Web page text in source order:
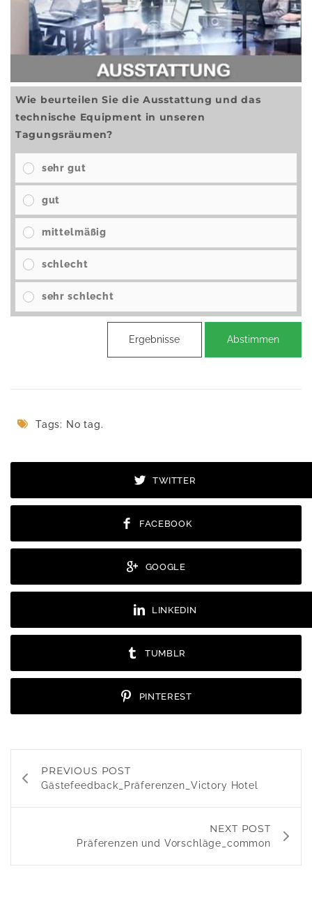
Wie beurteilen Sie die Ausstattung und das
technische Equipment in unseren
Tagungsräumen?
sehr gut
gut
mittelmäßig
schlecht
sehr schlecht
Ergebnisse Abstimmen
Tags: No tag.
TWITTER
FACEBOOK
GOOGLE
LINKEDIN
TUMBLR
PINTEREST
PREVIOUS POST
Gästefeedback_Präferenzen_Victory Hotel
NEXT POST
Präferenzen und Vorschläge_common